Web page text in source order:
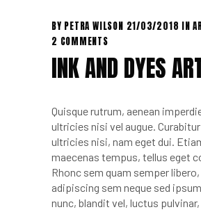
BY PETRA WILSON 21/03/2018 IN
2 COMMENTS
INK AND DYES
Quisque rutrum, aenean
ultricies nisi vel augue.
ultricies nisi, nam eget dui.
maecenas tempus, tellus eget
Rhonc sem quam semper
adipiscing sem neque sed
nunc, blandit vel, luctus